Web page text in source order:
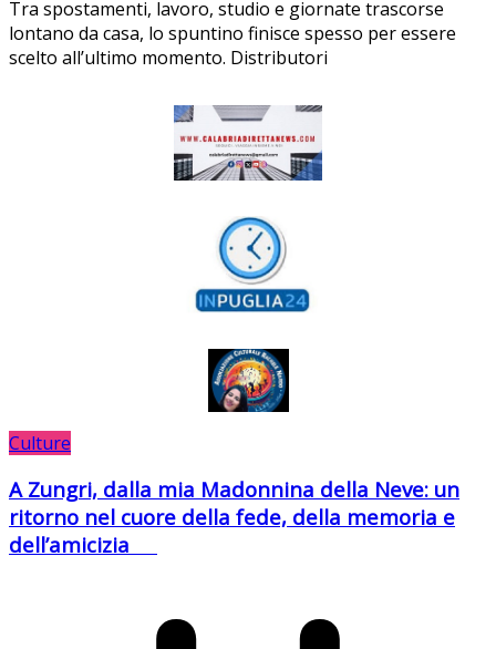
Tra spostamenti, lavoro, studio e giornate trascorse
lontano da casa, lo spuntino finisce spesso per essere
scelto all’ultimo momento. Distributori
Culture
A Zungri, dalla mia Madonnina della Neve: un
ritorno nel cuore della fede, della memoria e
dell’amicizia